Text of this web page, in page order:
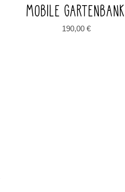
MOBILE GARTENBANK
190,00 €